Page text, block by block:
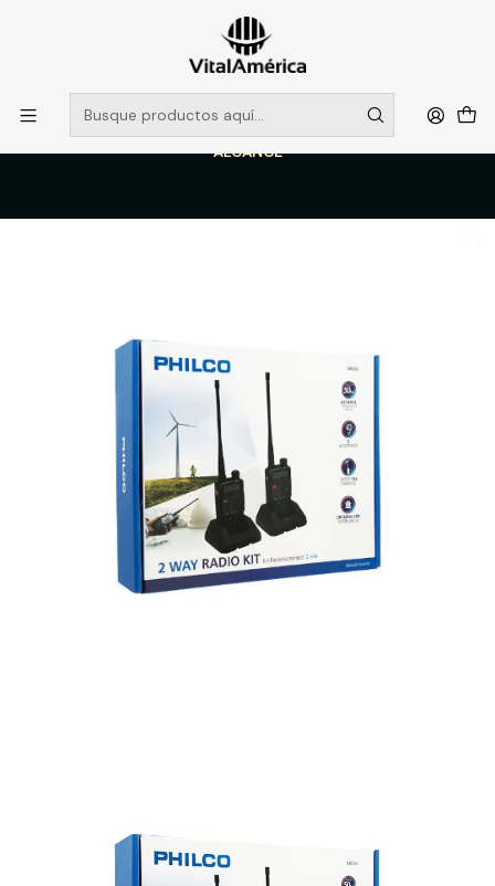
POR SISTEMA FRONTAL SOLO RETIROS EN TIENDA, DESDE
MUCHAS GRACIAS +569 5956 2237
Leer más
Inicio Catálogo
SEGURIDAD INDUSTRIAL
SEGURIDAD VIAL Y PERIMETRAL
KIT RADIOTRANSMISOR PHILCO MD33R HASTA 128 CANALES 50KM
ALCANCE